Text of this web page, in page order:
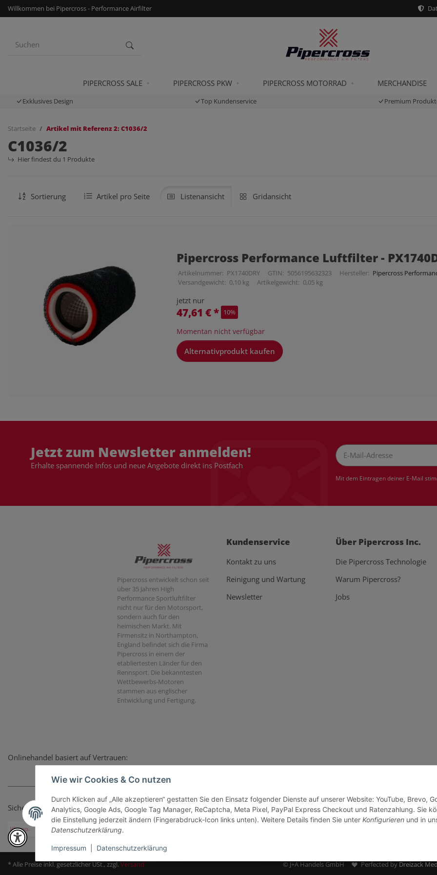
Wie wir Cookies & Co nutzen
Durch Klicken auf „Alle akzeptieren“ gestatten Sie den Einsatz folgender Dienste auf unserer Website: YouTube, Brevo,
Analytics, Google Ads, Google Tag Manager, ReCaptcha, Meta Pixel, PayPal Express Checkout und Ratenzahlung. Sie
die Einstellung jederzeit ändern (Fingerabdruck-Icon links unten). Weitere Details finden Sie unter Konfigurieren und in
Datenschutzerklärung.
Impressum Datenschutzerklärung
Willkommen bei Pipercross - Performance Airfilter
PIPERCROSS SALE PIPERCROSS PKW PIPERCROSS MOTORRAD MERCHANDISE
Exklusives Design Top Kundenservice Premium
Startseite Artikel mit Referenz 2: C1036/2
C1036/2
Hier findest du 1 Produkte
Sortierung Artikel pro Seite Listenansicht Gridansicht
Pipercross Performance Luftfilter -
Artikelnummer: PX1740DRY GTIN: 5056195632323 Hersteller: Pipercross
Versandgewicht: 0,10 kg Artikelgewicht: 0,05 kg
jetzt nur
47,61 €* 10%
Momentan nicht verfügbar
Alternativprodukt kaufen
Jetzt zum Newsletter anmelden!
Erhalte spannende Infos und neue Angebote direkt ins Postfach
Mit dem Eintragen deiner E-Mail
Pipercross entwickelt schon seit
über 35 Jahren High
Performance Sportluftfilter
nicht nur für den Motorsport,
sondern auch für den
heimischen Markt. Mit
Firmensitz in Northampton,
England befindet sich die Firma
Pipercross in einem der
etabliertesten Länder für den
Rennsport. Die bekanntesten
Wettbewerbs-Motoren
stammen aus englischer
Entwicklung und Fertigung.
Kundenservice
Kontakt zu uns
Reinigung und Wartung
Newsletter
Über Pipercross Inc.
Die Pipercross Technologie
Warum Pipercross?
Jobs
Onlinehandel basiert auf Vertrauen:
Sicher bezahlen via:
* Alle Preise inkl. gesetzlicher USt., zzgl.Versand © J+A Handels GmbH Perfected byDreizack